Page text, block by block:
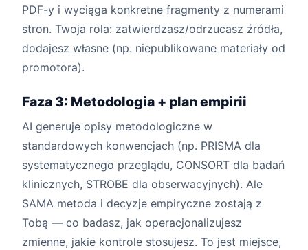
PDF-y i wyciąga konkretne fragmenty z numerami
stron. Twoja rola: zatwierdzasz/odrzucasz źródła,
dodajesz własne (np. niepublikowane materiały od
promotora).
Faza 3: Metodologia + plan empirii
AI generuje opisy metodologiczne w
standardowych konwencjach (np. PRISMA dla
systematycznego przeglądu, CONSORT dla badań
klinicznych, STROBE dla obserwacyjnych). Ale
SAMA metoda i decyzje empiryczne zostają z
Tobą — co badasz, jak operacjonalizujesz
zmienne, jakie kontrole stosujesz. To jest miejsce,